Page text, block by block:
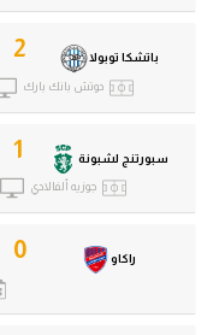
أقسام خاصة
ميركاتو
تقرير في الجول
راكاو 0
سبورتنج لشبونة 1
جوزيه ألفالادي
باتشكا توبولا 2
دوتش بانك بارك